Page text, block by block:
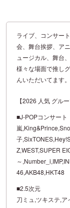
ライブ、コンサー
会、舞台挨拶、ア
ュージカル、舞台
様々な場面で推し
んいただいてます。
【2026 人気 グル
■J-POPコンサート
嵐
子
Z,WEST,SUPER
～
46,AKB48,HKT48
■2.5次元
刀ミュ,ツキステ,